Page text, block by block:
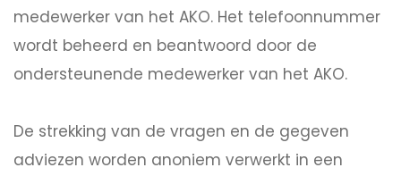
medewerker van het AKO. Het telefoonnummer
wordt beheerd en beantwoord door de
ondersteunende medewerker van het AKO.
De strekking van de vragen en de gegeven
adviezen worden anoniem verwerkt in een